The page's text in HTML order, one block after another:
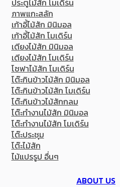
ประตูไม้สัก โมเดิร์น
ภาพแกะสลัก
เก้าอี้ไม้สัก มินิมอล
เก้าอี้ไม้สัก โมเดิร์น
เตียงไม้สัก มินิมอล
เตียงไม้สัก โมเดิร์น
โซฟาไม้สัก โมเดิร์น
โต๊ะกินข้าวไม้สัก มินิมอล
โต๊ะกินข้าวไม้สัก โมเดิร์น
โต๊ะกินข้าวไม้สักกลม
โต๊ะทำงานไม้สัก มินิมอล
โต๊ะทำงานไม้สัก โมเดิร์น
โต๊ะประชุม
โต๊ะไม้สัก
ไม้แปรรูป อื่นๆ
ABOUT US